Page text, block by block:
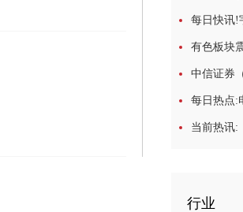
有色板块
每日热点:
行业